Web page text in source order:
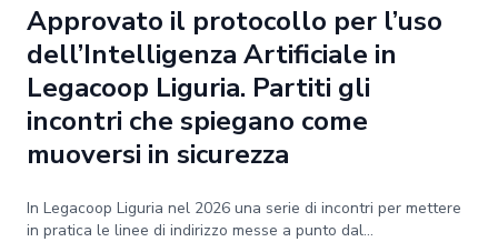
Approvato il protocollo per l’uso
dell’Intelligenza Artificiale in
Legacoop Liguria. Partiti gli
incontri che spiegano come
muoversi in sicurezza
In Legacoop Liguria nel 2026 una serie di incontri per mettere
in pratica le linee di indirizzo messe a punto dal...